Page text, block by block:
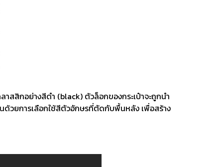
สสิกอย่างสีดำ (black) ตัวล็อกของกระเป๋าจะถูกนำ
ด้วยการเลือกใช้สีตัวอักษรที่ตัดกับพื้นหลัง เพื่อสร้าง